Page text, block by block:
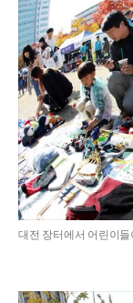
대전 장터에서 어린이